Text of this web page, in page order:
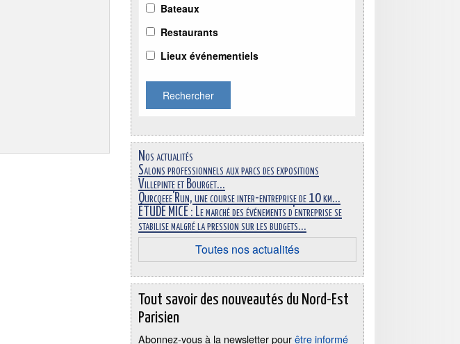
Bateaux
Restaurants
Lieux événementiels
Rechercher
Nos actualités
Salons professionnels aux parcs des expositions
Villepinte et Bourget...
Ourcqeee'Run, une course inter-entreprise de 10 km...
ÉTUDE MICE : Le marché des événements d'entreprise se
stabilise malgré la pression sur les budgets...
Toutes nos actualités
Tout savoir des nouveautés du Nord-Est
Parisien
Abonnez-vous à la newsletter pourêtre informé